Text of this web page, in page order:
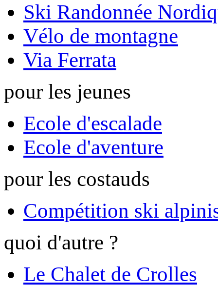
Ski Randonnée
Vélo de montagne
Via Ferrata
pour les jeunes
Ecole d'escalade
Ecole d'aventure
pour les costauds
Compétition ski
quoi d'autre ?
Le Chalet de Crolles